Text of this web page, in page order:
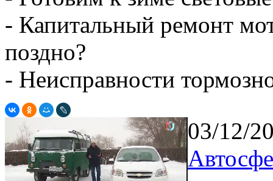
- Капитальный ремонт
поздно?
- Неисправности
03/12/